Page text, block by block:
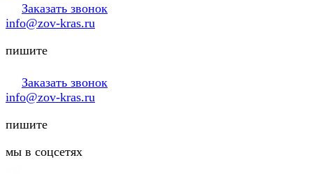
Заказать звонок
info@zov-kras.ru
пишите
Заказать звонок
info@zov-kras.ru
пишите
мы в соцсетях